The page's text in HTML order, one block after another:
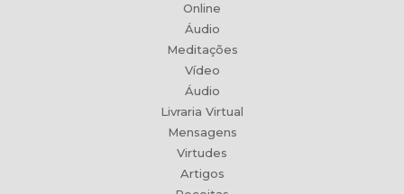
Online
Áudio
Meditações
Vídeo
Áudio
Livraria Virtual
Mensagens
Virtudes
Artigos